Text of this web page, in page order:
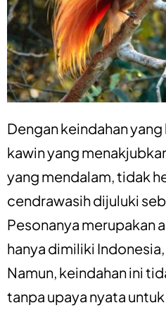
Dengan keindahan
kawin yang
yang mendalam, tidak
cendrawasih dijuluki
Pesonanya merupakan
hanya dimiliki
Namun, keindahan ini
tanpa upaya nyata